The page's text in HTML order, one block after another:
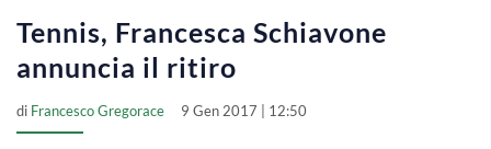
Tennis, Francesca Schiavone
annuncia il ritiro
di Francesco Gregorace 9 Gen 2017 | 12:50